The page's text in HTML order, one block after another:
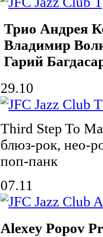
Трио Андрея
Владимир
Гарий
29.10
Third Step To
блюз-рок, нео-
поп-панк
07.11
Alexey Popov